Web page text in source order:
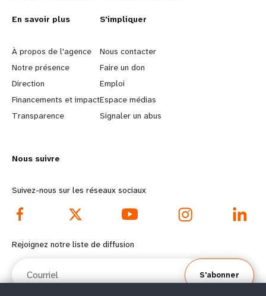
L
e
a
r
n
o
r
e
f
o
En savoir plus
À propos de l'agence
Notre présence
Direction
Financements et impact
Transparence
G
o
b
e
y
d
o
t
S'impliquer
Nous contacter
Faire un don
Emploi
Espace médias
Signaler un abus
Nous suivre
Suivez-nous sur les réseaux sociaux
Rejoignez notre liste de diffusion
S'abonner